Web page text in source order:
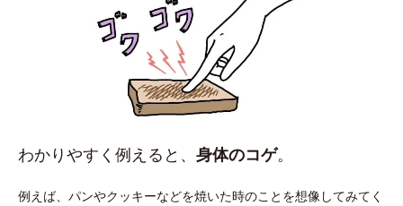
わかりやすく例えると、 身体のコゲ。
例えば、パンやクッキーなどを焼いた時のことを想像してみてく